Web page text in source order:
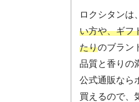
ロクシタンは、
い方や、ギフ
たりのブラン
品質と香りの
公式通販なら
買えるので、